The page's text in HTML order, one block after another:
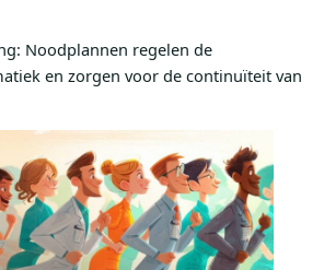
Noodplannen regelen de
en zorgen voor de continuïteit van